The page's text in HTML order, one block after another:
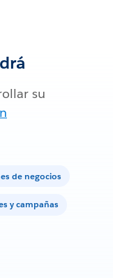
su
de negocios
y campañas